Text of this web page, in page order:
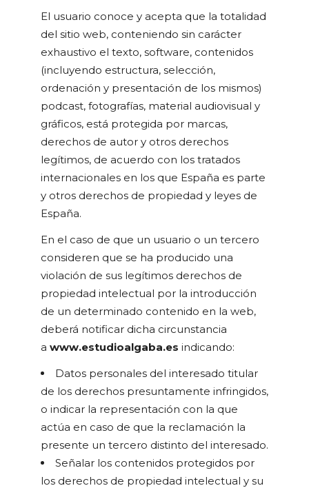
El usuario conoce y acepta que la totalidad
del sitio web, conteniendo sin carácter
exhaustivo el texto, software, contenidos
(incluyendo estructura, selección,
ordenación y presentación de los mismos)
podcast, fotografías, material audiovisual y
gráficos, está protegida por marcas,
derechos de autor y otros derechos
legítimos, de acuerdo con los tratados
internacionales en los que España es parte
y otros derechos de propiedad y leyes de
España.
En el caso de que un usuario o un tercero
consideren que se ha producido una
violación de sus legítimos derechos de
propiedad intelectual por la introducción
de un determinado contenido en la web,
deberá notificar dicha circunstancia
a www.estudioalgaba.es indicando:
Datos personales del interesado titular
de los derechos presuntamente infringidos,
o indicar la representación con la que
actúa en caso de que la reclamación la
presente un tercero distinto del interesado.
Señalar los contenidos protegidos por
los derechos de propiedad intelectual y su